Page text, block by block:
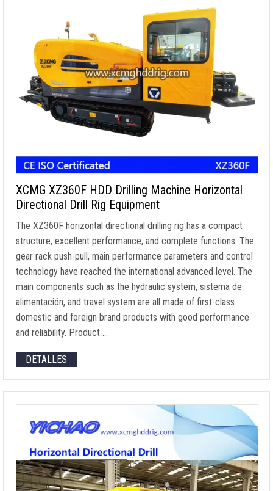
XCMG XZ360F HDD Drilling Machine Horizontal
Directional Drill Rig Equipment
The XZ360F horizontal directional drilling rig has a compact
structure, excellent performance, and complete functions. The
gear rack push-pull, main performance parameters and control
technology have reached the international advanced level. The
main components such as the hydraulic system, sistema de
alimentación, and travel system are all made of first-class
domestic and foreign brand products with good performance
and reliability. Product …
DETALLES